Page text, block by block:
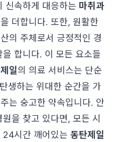
신속하게 대응하는 마취과
더합니다. 또한, 원활한
의 주체로서 긍정적인 경
합니다. 이 모든 요소들
일의 의료 서비스는 단순
생하는 위대한 순간을 가
는 숭고한 약속입니다. 안
을 찾고 있다면, 모든 시
24시간 깨어있는 동탄제일